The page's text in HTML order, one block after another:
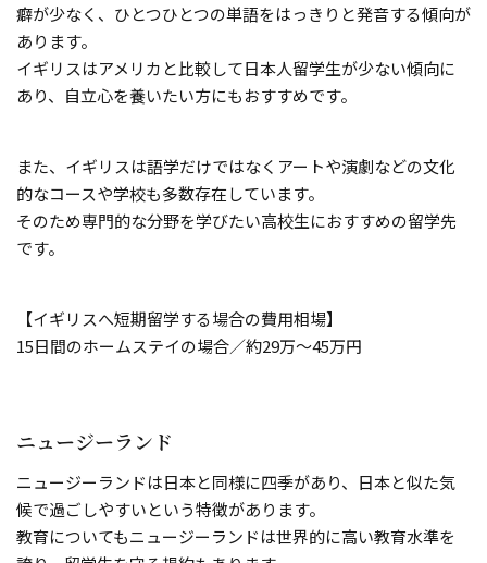
癖が少なく、ひとつひとつの単語をはっきりと発音する傾向が
あります。
イギリスはアメリカと比較して日本人留学生が少ない傾向に
あり、自立心を養いたい方にもおすすめです。
また、イギリスは語学だけではなくアートや演劇などの文化
的なコースや学校も多数存在しています。
そのため専門的な分野を学びたい高校生におすすめの留学先
です。
【イギリスへ短期留学する場合の費用相場】
15日間のホームステイの場合／約29万〜45万円
ニュージーランド
ニュージーランドは日本と同様に四季があり、日本と似た気
候で過ごしやすいという特徴があります。
教育についてもニュージーランドは世界的に高い教育水準を